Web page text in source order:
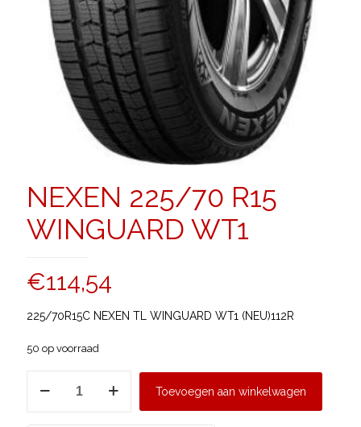
NEXEN 225/70 R15
WINGUARD WT1
€114,54
225/70R15C NEXEN TL WINGUARD WT1 (NEU)112R
50 op voorraad
Toevoegen aan winkelwagen